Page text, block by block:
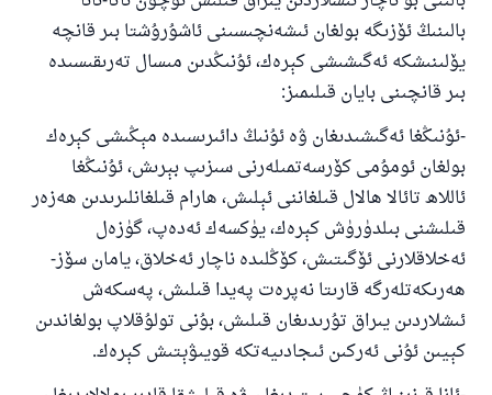
بالىنىڭ ئۆزىگە بولغان ئىشەنچىسىنى ئاشۇرۇشتا بىر قانچە
يۆلىنىشكە ئەگىشىشى كېرەك، ئۇنىڭدىن مىسال تەرىقىسىدە
بىر قانچىنى بايان قىلىمىز:
-ئۇنىڭغا ئەگىشىدىغان ۋە ئۇنىڭ دائىرىسىدە مېڭىشى كېرەك
بولغان ئومۇمى كۆرسەتمىلەرنى سىزىپ بېرىش، ئۇنىڭغا
ئاللاھ تائالا ھالال قىلغاننى ئېلىش، ھارام قىلغانلىرىدىن ھەزەر
قىلىشنى بىلدۈرۈش كېرەك، يۈكسەك ئەدەپ، گۈزەل
ئەخلاقلارنى ئۆگىتىش، كۆڭلىدە ناچار ئەخلاق، يامان سۆز-
ھەرىكەتلەرگە قارىتا نەپرەت پەيدا قىلىش، پەسكەش
ئىشلاردىن يىراق تۇرىدىغان قىلىش، بۇنى تولۇقلاپ بولغاندىن
كېيىن ئۇنى ئەركىن ئىجادىيەتكە قويىۋېتىش كېرەك.
110845 - نومۇرلۇق سوئالنىڭ جاۋابى
ئائىلىنى ساقلاپ قالدى
ئۇممەتكە جاۋاپ بېرىشىمىزگە ياردەم قىلىڭ
پەيغەمبەرئەلەيھىسسالام مۇنداق دېگەن:
ياخشىلىققا باشلارپ قويغان كىشى قىلغۇچىغا
ئوخشاش ساۋاپقا ئېرىشىدۇ
مۇسلىم رىۋايەت قىلغان (1893) ھەدىس